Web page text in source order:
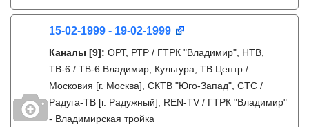
15-02-1999 - 19-02-1999
Каналы [9]: ОРТ, РТР / ГТРК "Владимир", НТВ,
ТВ-6 / ТВ-6 Владимир, Культура, ТВ Центр /
Московия [г. Москва], СКТВ "Юго-Запад", СТС /
Радуга-ТВ [г. Радужный], REN-TV / ГТРК "Владимир"
- Владимирская тройка